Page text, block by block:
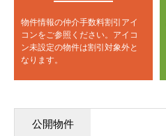
物件情報の仲介手数料割引アイ
コンをご参照ください。 アイコ
ン未設定の物件は割引対象外と
なります。
公開物件